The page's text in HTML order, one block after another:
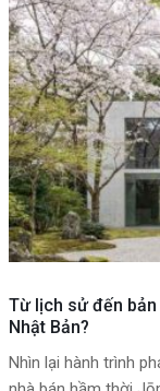
Từ lịch sử đến
Nhật Bản?
Nhìn lại hành trình